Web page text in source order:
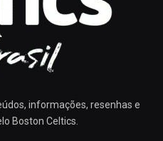
informações, resenhas e
Boston Celtics.